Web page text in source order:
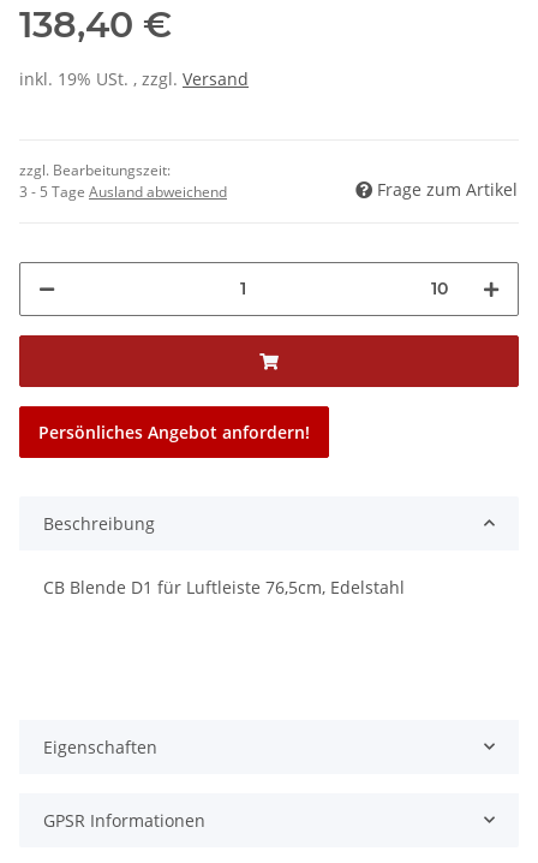
138,40 €
inkl. 19% USt. , zzgl. Versand
zzgl. Bearbeitungszeit:
3 - 5 Tage Ausland abweichend Frage zum Artikel
10
Persönliches Angebot anfordern!
Beschreibung
CB Blende D1 für Luftleiste 76,5cm, Edelstahl
Eigenschaften
GPSR Informationen